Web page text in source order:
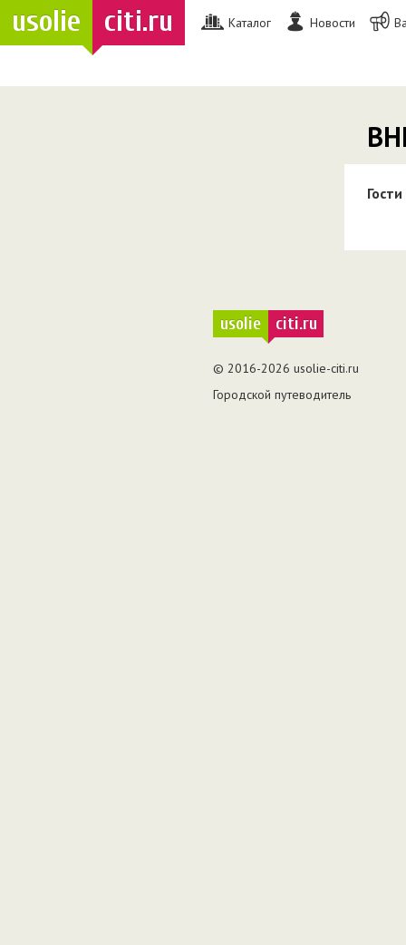
usolie citi.ru Каталог Новости
Гости
usolie citi.ru
© 2016-2026 usolie-citi.ru
Городской путеводитель